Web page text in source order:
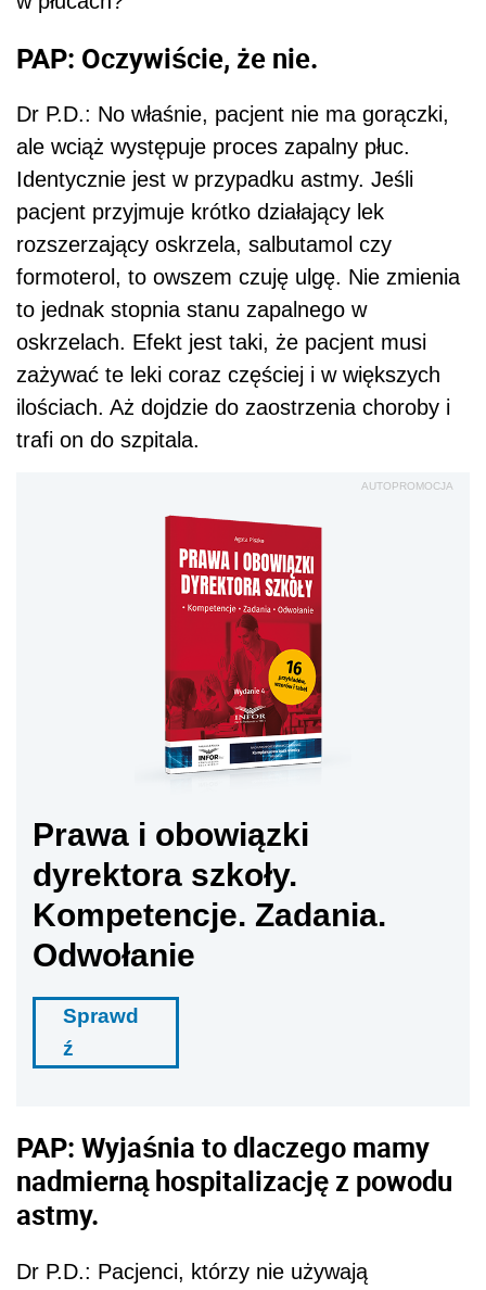
PAP: Oczywiście, że nie.
Dr P.D.: No właśnie, pacjent nie ma gorączki,
ale wciąż występuje proces zapalny płuc.
Identycznie jest w przypadku astmy. Jeśli
pacjent przyjmuje krótko działający lek
rozszerzający oskrzela, salbutamol czy
formoterol, to owszem czuję ulgę. Nie zmienia
to jednak stopnia stanu zapalnego w
oskrzelach. Efekt jest taki, że pacjent musi
zażywać te leki coraz częściej i w większych
ilościach. Aż dojdzie do zaostrzenia choroby i
trafi on do szpitala.
AUTOPROMOCJA
Prawa i obowiązki
dyrektora szkoły.
Kompetencje. Zadania.
Odwołanie
Sprawd
ź
PAP: Wyjaśnia to dlaczego mamy
nadmierną hospitalizację z powodu
astmy.
Dr P.D.: Pacjenci, którzy nie używają